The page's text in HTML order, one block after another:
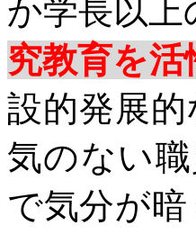
か学長以
究教育を
設的発展
気のない
で気分が